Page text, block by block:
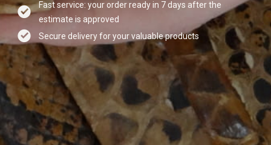
Fast service: your order ready in 7 days after the
estimate is approved
Secure delivery for your valuable products